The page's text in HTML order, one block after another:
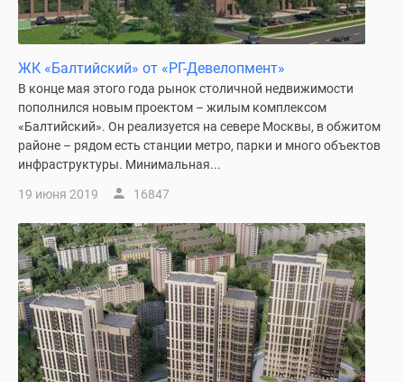
коттеджи
поселки
Новой
Москве
Готовые
коттеджные
Строящиеся
коттеджные
поселки
Коттеджные
поселки
лесу
ЖК «Балтийский» от «РГ-Девелопмент»
В конце мая этого года рынок столичной недвижимости
пополнился новым проектом – жилым комплексом
«Балтийский». Он реализуется на севере Москвы, в обжитом
районе – рядом есть станции метро, парки и много объектов
инфраструктуры. Минимальная...
19 июня 2019 16847